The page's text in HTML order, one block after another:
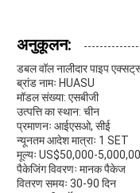
अनुकूलन:
डबल वॉल नालीदार पाइप
ब्रांड नामः HUASU
मॉडल संख्या: एसबीजी
उत्पत्ति का स्थान: चीन
प्रमाणनः आईएसओ, सीई
न्यूनतम आदेश मात्राः 1 SET
मूल्यः US$50,000-
पैकेजिंग विवरणः मानक पैकेज
वितरण समयः 30-90 दिन